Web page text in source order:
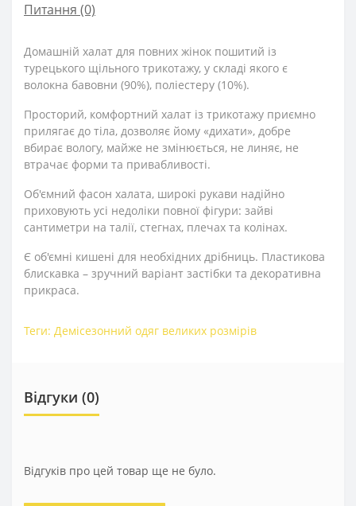
Питання (0)
Домашній халат для повних жінок пошитий із
турецького щільного трикотажу, у складі якого є
волокна бавовни (90%), поліестеру (10%).
Просторий, комфортний халат із трикотажу приємно
прилягає до тіла, дозволяє йому «дихати», добре
вбирає вологу, майже не змінюється, не линяє, не
втрачає форми та привабливості.
Об'ємний фасон халата, широкі рукави надійно
приховують усі недоліки повної фігури: зайві
сантиметри на талії, стегнах, плечах та колінах.
Є об'ємні кишені для необхідних дрібниць. Пластикова
блискавка – зручний варіант застібки та декоративна
прикраса.
Теги: Демісезонний одяг великих розмірів
Відгуки (0)
Відгуків про цей товар ще не було.